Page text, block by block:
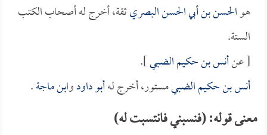
هوالحسن بن أبي الحسن البصريثقة، أخرج له أصحاب الكتب
الستة.
[ عنأنس بن حكيم الضبي].
أنس بن حكيم الضبيمستور، أخرج لهأبو داودوابن ماجة.
معنى قوله: (فنسبني فانتسبت له)